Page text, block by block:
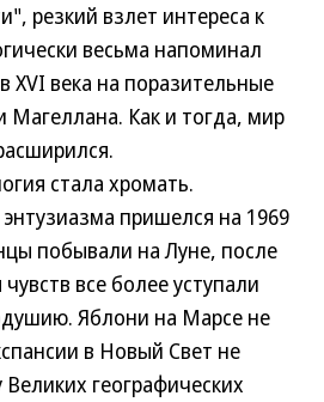
резкий взлет интереса к
весьма напоминал
XVI века на поразительные
Магеллана. Как и тогда, мир
стала хромать.
пришелся на 1969
побывали на Луне, после
все более уступали
Яблони на Марсе не
в Новый Свет не
географических